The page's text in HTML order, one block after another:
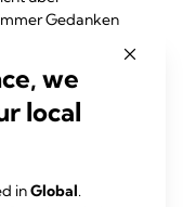
Gedanken
im Internet.
für
werden.
we
local
inGlobal.